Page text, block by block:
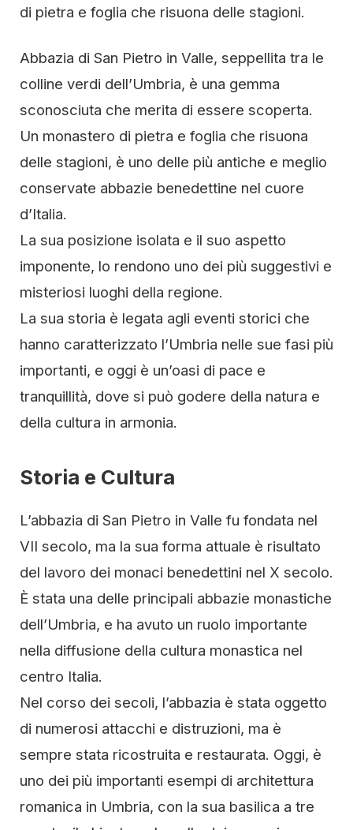
di pietra e foglia che risuona delle stagioni.
Abbazia di San Pietro in Valle, seppellita tra le
colline verdi dell’Umbria, è una gemma
sconosciuta che merita di essere scoperta.
Un monastero di pietra e foglia che risuona
delle stagioni, è uno delle più antiche e meglio
conservate abbazie benedettine nel cuore
d’Italia.
La sua posizione isolata e il suo aspetto
imponente, lo rendono uno dei più suggestivi e
misteriosi luoghi della regione.
La sua storia è legata agli eventi storici che
hanno caratterizzato l’Umbria nelle sue fasi più
importanti, e oggi è un’oasi di pace e
tranquillità, dove si può godere della natura e
della cultura in armonia.
Storia e Cultura
L’abbazia di San Pietro in Valle fu fondata nel
VII secolo, ma la sua forma attuale è risultato
del lavoro dei monaci benedettini nel X secolo.
È stata una delle principali abbazie monastiche
dell’Umbria, e ha avuto un ruolo importante
nella diffusione della cultura monastica nel
centro Italia.
Nel corso dei secoli, l’abbazia è stata oggetto
di numerosi attacchi e distruzioni, ma è
sempre stata ricostruita e restaurata. Oggi, è
uno dei più importanti esempi di architettura
romanica in Umbria, con la sua basilica a tre